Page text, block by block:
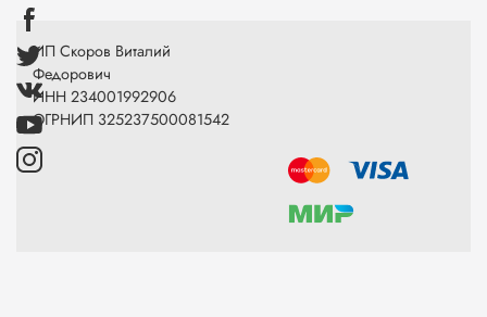
ИП Скоров Виталий
Федорович
ИНН 234001992906
ОГРНИП 325237500081542